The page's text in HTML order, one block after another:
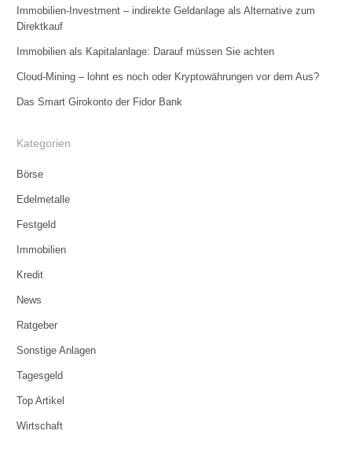
Immobilien-Investment – indirekte Geldanlage als Alternative zum
Direktkauf
Immobilien als Kapitalanlage: Darauf müssen Sie achten
Cloud-Mining – lohnt es noch oder Kryptowährungen vor dem Aus?
Das Smart Girokonto der Fidor Bank
Kategorien
Börse
Edelmetalle
Festgeld
Immobilien
Kredit
News
Ratgeber
Sonstige Anlagen
Tagesgeld
Top Artikel
Wirtschaft